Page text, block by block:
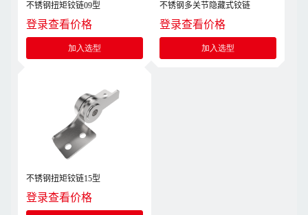
不锈钢扭矩铰链09型
登录查看价格
加入选型
不锈钢多关节隐藏式铰链
登录查看价格
加入选型
不锈钢扭矩铰链15型
登录查看价格